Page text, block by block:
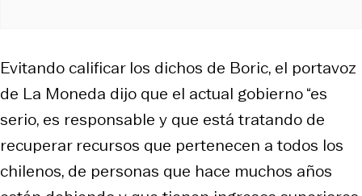
Evitando calificar los dichos de Boric, el portavoz
de La Moneda dijo que el actual gobierno “es
serio, es responsable y que está tratando de
recuperar recursos que pertenecen a todos los
chilenos, de personas que hace muchos años